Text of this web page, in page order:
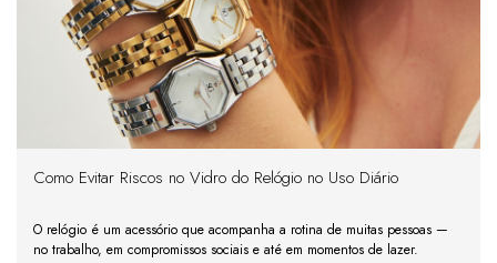
Como Evitar Riscos no Vidro do Relógio no Uso Diário
O relógio é um acessório que acompanha a rotina de muitas pessoas —
no trabalho, em compromissos sociais e até em momentos de lazer.